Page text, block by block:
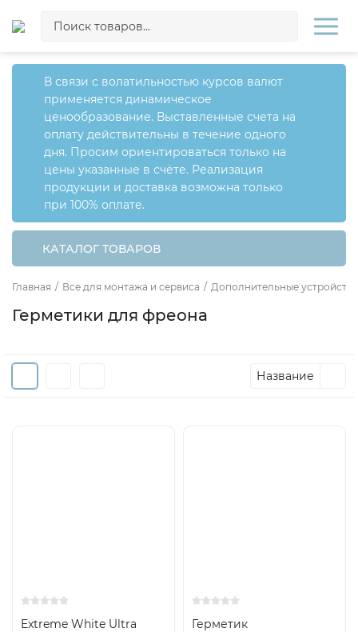
В связи с волатильностью курсов валют
применяется динамическое
ценообразование. Выставленные счета на
оплату действительны в течение одного
дня. Просим ориентироваться только на
цены указанные в счёте. Реализация
продукции и доставка возможна только
при 100% оплате.
КАТАЛОГ ТОВАРОВ
Главная / Все для монтажа и сервиса / Дополнительные
Герметики для фреона
Название
Extreme White Ultra
Герметик